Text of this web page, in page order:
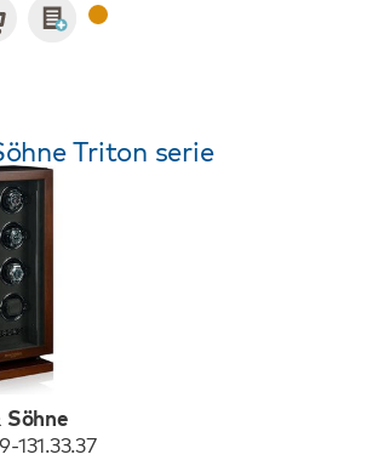
Triton serie
Söhne
131.33.37